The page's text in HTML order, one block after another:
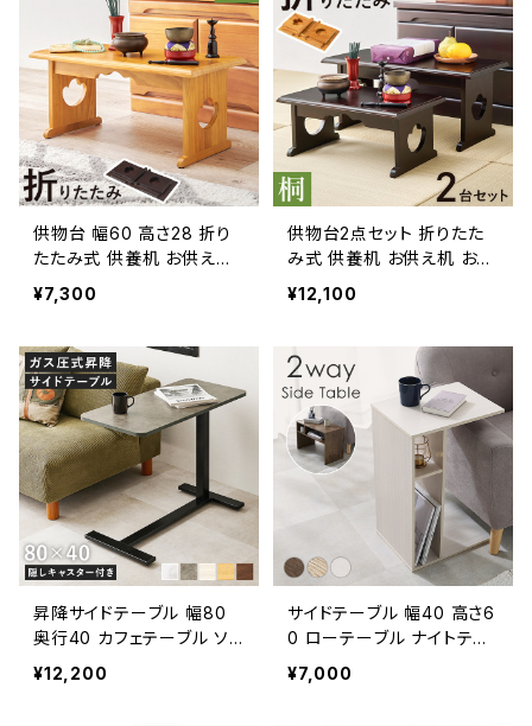
供物台 幅60 高さ28 折り
たたみ式 供養机 お供え机
お供え台 御供物台 お経 仏
壇 仏事 仏具 経机 葬儀 法
¥7,300
供物台2点セット 折りたた
み式 供養机 お供え机 お供
え台 御供物台 お経 仏壇
仏事 仏具 経机 葬儀 法事
¥12,100
昇降サイドテーブル 幅80
奥行40 カフェテーブル ソフ
ァサイドテーブル ナイトテー
ブル 新生活 模様替え
¥12,200
サイドテーブル 幅40 高さ6
0 ローテーブル ナイトテー
ブル ソファサイドテーブル
サイドラック 新生活 模様替
¥7,000